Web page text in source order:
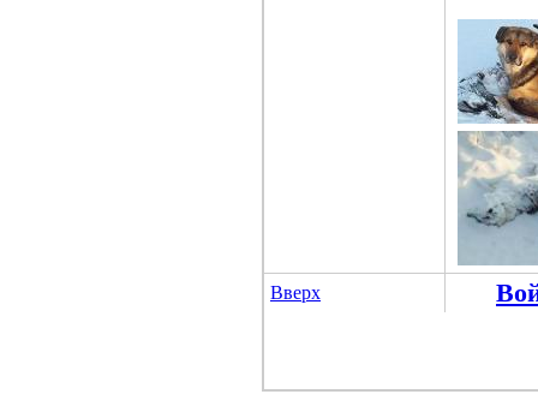
Вверх